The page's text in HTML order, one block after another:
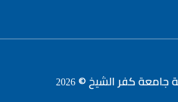
جامعة كفر الشيخ ©2026